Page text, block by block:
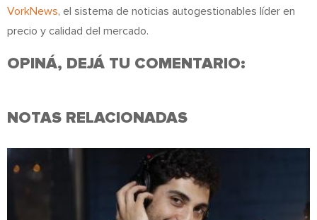
VorkNews, el sistema de noticias autogestionables líder en
precio y calidad del mercado.
OPINÁ, DEJÁ TU COMENTARIO:
NOTAS RELACIONADAS